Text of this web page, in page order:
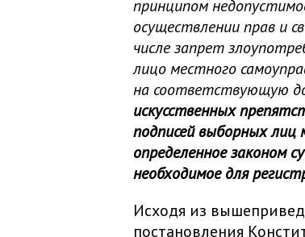
принципом
осуществлении прав и
числе запрет
лицо местного
на соответствующую
искусственных
подписей выборных лиц
определенное законом
необходимое для
Исходя из
постановления